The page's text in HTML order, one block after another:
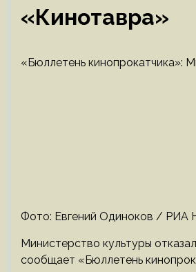
«Кинотавра»
«Бюллетень кинопрокатчика»:
Фото: Евгений Одиноков / РИА
Министерство культуры
сообщает «Бюллетень